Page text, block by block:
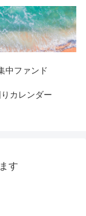
中ファンド
カレンダー
す